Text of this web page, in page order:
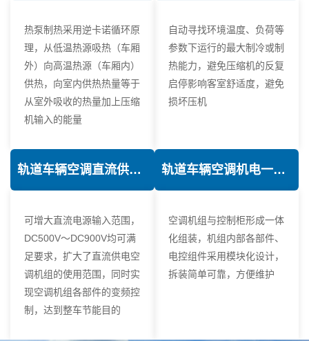
热泵制热采用逆卡诺循环原
理，从低温热源吸热（车厢
外）向高温热源（车厢内）
供热，向室内供热热量等于
从室外吸收的热量加上压缩
机输入的能量
自动寻找环境温度、负荷等
参数下运行的最大制冷或制
热能力，避免压缩机的反复
启停影响客室舒适度，避免
损坏压机
轨道车辆空调直流供电技术
可增大直流电源输入范围，
DC500V～DC900V均可满
足要求，扩大了直流供电空
调机组的使用范围，同时实
现空调机组各部件的变频控
制，达到整车节能目的
轨道车辆空调机电一体化技术
空调机组与控制柜形成一体
化组装，机组内部各部件、
电控组件采用模块化设计，
拆装简单可靠，方便维护